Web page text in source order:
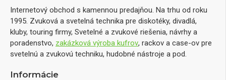
Internetový obchod s kamennou predajňou. Na trhu od roku
1995. Zvuková a svetelná technika pre diskotéky, divadlá,
kluby, touring firmy, Svetelné a zvukové riešenia, návrhy a
poradenstvo, zakázková výroba kufrov, rackov a case-ov pre
svetelnú a zvukovú techniku, hudobné nástroje a pod.
Informácie